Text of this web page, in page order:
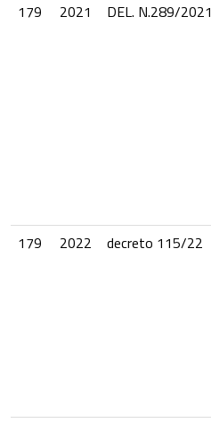
179
2021 DEL. N.289/2021
179
2022 decreto 115/22